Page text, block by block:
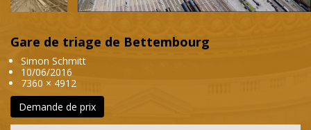
Gare de triage de Bettembourg
Simon Schmitt
10/06/2016
7360 × 4912
Demande de prix